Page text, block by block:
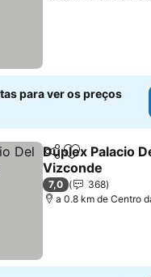
para ver os preços
PartilharAdicionar
Duplex Palacio
Vizconde
Ver preços
7,0
368
a 0.8 km de Centro